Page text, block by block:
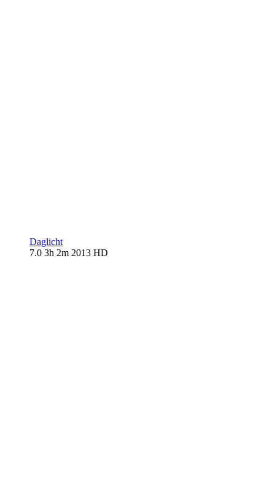
Daglicht
7.0 3h 2m 2013 HD